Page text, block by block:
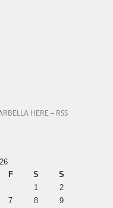
HERE – RSS
F S
S
1
2
7 8
9